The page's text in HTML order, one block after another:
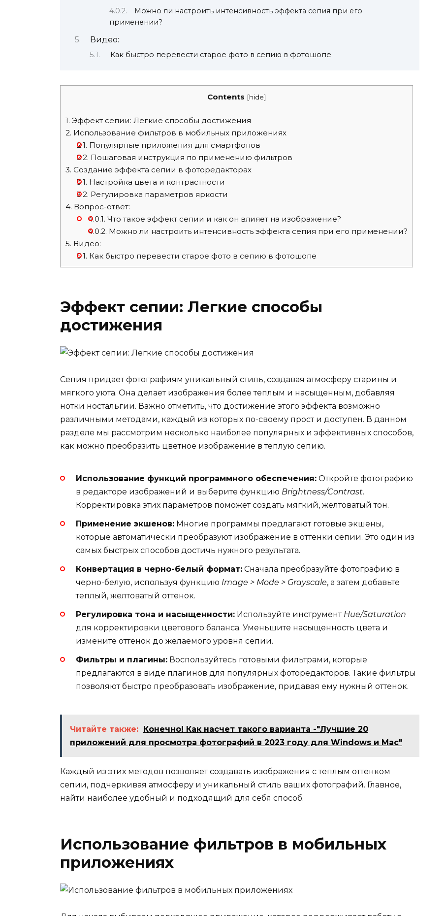
Можно ли настроить интенсивность эффекта сепия при его
применении?
Видео:
Как быстро перевести старое фото в сепию в фотошопе
Contents [hide]
1. Эффект сепии: Легкие способы достижения
2. Использование фильтров в мобильных приложениях
2.1. Популярные приложения для смартфонов
2.2. Пошаговая инструкция по применению фильтров
3. Создание эффекта сепии в фоторедакторах
3.1. Настройка цвета и контрастности
3.2. Регулировка параметров яркости
4. Вопрос-ответ:
4.0.1. Что такое эффект сепии и как он влияет на изображение?
4.0.2. Можно ли настроить интенсивность эффекта сепия при его применении?
5. Видео:
5.1. Как быстро перевести старое фото в сепию в фотошопе
Эффект сепии: Легкие способы
достижения
Сепия придает фотографиям уникальный стиль, создавая атмосферу старины и
мягкого уюта. Она делает изображения более теплым и насыщенным, добавляя
нотки ностальгии. Важно отметить, что достижение этого эффекта возможно
различными методами, каждый из которых по-своему прост и доступен. В данном
разделе мы рассмотрим несколько наиболее популярных и эффективных способов,
как можно преобразить цветное изображение в теплую сепию.
Использование функций программного обеспечения: Откройте фотографию
в редакторе изображений и выберите функцию Brightness/Contrast.
Корректировка этих параметров поможет создать мягкий, желтоватый тон.
Применение экшенов: Многие программы предлагают готовые экшены,
которые автоматически преобразуют изображение в оттенки сепии. Это один из
самых быстрых способов достичь нужного результата.
Конвертация в черно-белый формат: Сначала преобразуйте фотографию в
черно-белую, используя функцию Image > Mode > Grayscale, а затем добавьте
теплый, желтоватый оттенок.
Регулировка тона и насыщенности: Используйте инструмент Hue/Saturation
для корректировки цветового баланса. Уменьшите насыщенность цвета и
измените оттенок до желаемого уровня сепии.
Фильтры и плагины: Воспользуйтесь готовыми фильтрами, которые
предлагаются в виде плагинов для популярных фоторедакторов. Такие фильтры
позволяют быстро преобразовать изображение, придавая ему нужный оттенок.
Читайте также: Конечно! Как насчет такого варианта -"Лучшие 20
приложений для просмотра фотографий в 2023 году для Windows и Mac"
Каждый из этих методов позволяет создавать изображения с теплым оттенком
сепии, подчеркивая атмосферу и уникальный стиль ваших фотографий. Главное,
найти наиболее удобный и подходящий для себя способ.
Использование фильтров в мобильных
приложениях